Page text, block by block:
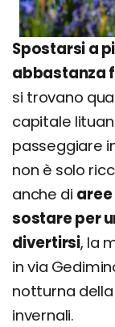
Spostarsi a
abbastanza
si trovano
capitale
passeggiare
non è solo
anche di aree
sostare per
divertirsi, la
in via
notturna
invernali.